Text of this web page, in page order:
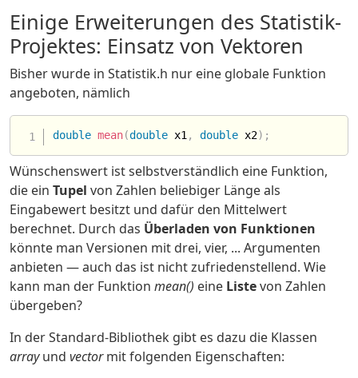
Einige Erweiterungen des Statistik-
Projektes: Einsatz von Vektoren
Bisher wurde in Statistik.h nur eine globale Funktion
angeboten, nämlich
double mean(double x1 , double x2) ;
Wünschenswert ist selbstverständlich eine Funktion,
die ein Tupel von Zahlen beliebiger Länge als
Eingabewert besitzt und dafür den Mittelwert
berechnet. Durch das Überladen von Funktionen
könnte man Versionen mit drei, vier, ... Argumenten
anbieten — auch das ist nicht zufriedenstellend. Wie
kann man der Funktion mean() eine Listevon Zahlen
übergeben?
In der Standard-Bibliothek gibt es dazu die Klassen
arrayund vectormit folgenden Eigenschaften: